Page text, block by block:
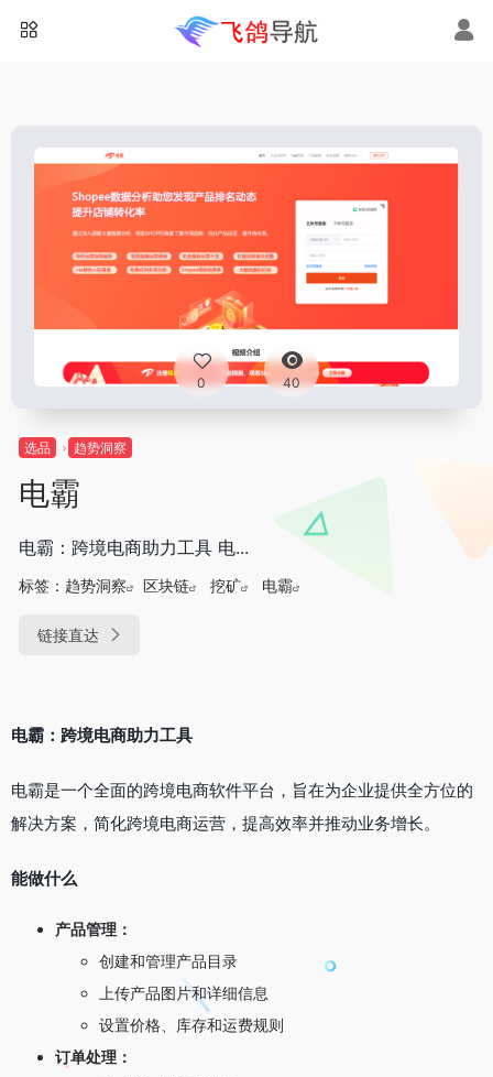
0 40
选品 趋势洞察
电霸
电霸：跨境电商助力工具 电...
标签： 趋势洞察 区块链 挖矿 电霸
链接直达
电霸：跨境电商助力工具
电霸是一个全面的跨境电商软件平台，旨在为企业提供全方位的
解决方案，简化跨境电商运营，提高效率并推动业务增长。
能做什么
产品管理：
创建和管理产品目录
上传产品图片和详细信息
设置价格、库存和运费规则
订单处理：